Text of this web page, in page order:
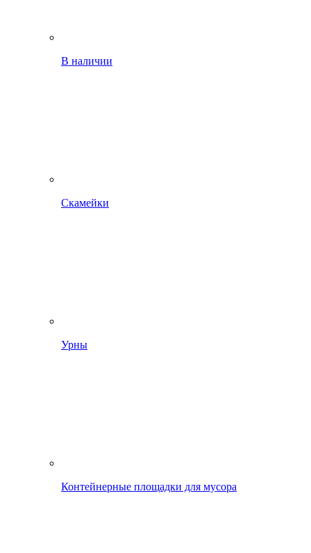
В наличии
Скамейки
Урны
Контейнерные площадки для мусора